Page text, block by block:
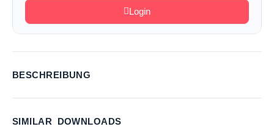
Login
BESCHREIBUNG
SIMILAR DOWNLOADS